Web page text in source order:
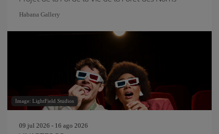
Habana Gallery
Image: LightField Studios
09 jul 2026 - 16 ago 2026